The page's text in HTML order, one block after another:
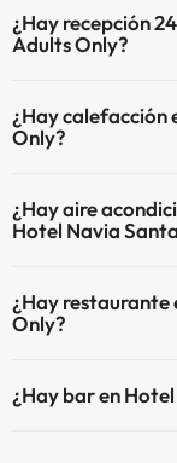
puede ser de pago)
instalaciones.
¿Hay recepción
Adults Only?
¿Hay calefacción
Only?
zonas comunes.
¿Hay aire
Hotel Navia
en las zonas comunes.
¿Hay restaurante
Only?
¿Hay bar en